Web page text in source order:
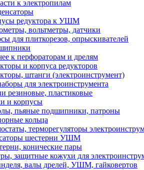
к электропилам
редуктора к УШМ
вольтметры, датчики
для плиткорезов, опрыскивателей
к перфораторам и дрелям
и корпуса редукторов
штанги (электроинструмент)
для электроинструмента
резиновые, пластиковые
и корпусы
пьяные подшипники, патроны
кольца
терморегуляторы
шестерни УШМ
конические пары
защитные кожухи для
валы дрелей, УШМ, гайковертов